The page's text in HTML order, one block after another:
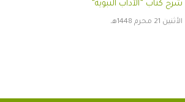
شرح كتاب ”الآداب النبوية”
الأثنين 21 محرم 1448هـ